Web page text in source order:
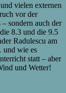
vielen externen
vor der
sondern auch der
8.3 und die 9.5
Radulescu am
und wie es
statt – aber
und Wetter!